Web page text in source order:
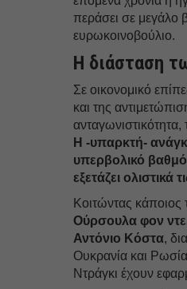
περάσει σε μεγάλο
ευρωκοινοβούλιο.
Η διάσταση
Σε οικονομικό
και της
Η -υπαρκτή-
υπερβολικό
εξετάζει
Κοιτώντας
Ούρσουλα φον
Αντόνιο Κόστα,
Ουκρανία και
Ντράγκι έχουν